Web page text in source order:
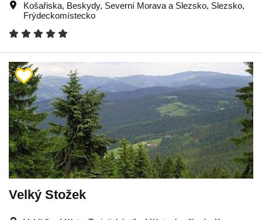
Košařiska, Beskydy, Severní Morava a Slezsko, Slezsko,
Frýdeckomístecko
Velký Stožek